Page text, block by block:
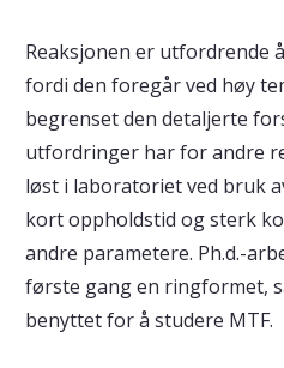
Reaksjonen er utfordrende
fordi den foregår ved høy
begrenset den detaljerte
utfordringer har for andre
løst i laboratoriet ved bruk
kort oppholdstid og sterk
andre parametere. Ph.d.-
første gang en ringformet,
benyttet for å studere MTF.